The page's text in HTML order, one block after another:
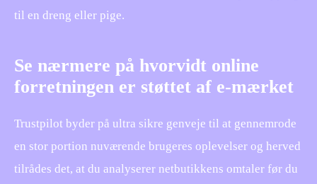
til en dreng eller pige.
Se nærmere på hvorvidt online
forretningen er støttet af e-mærket
Trustpilot byder på ultra sikre genveje til at gennemrode
en stor portion nuværende brugeres oplevelser og herved
tilrådes det, at du analyserer netbutikkens omtaler før du